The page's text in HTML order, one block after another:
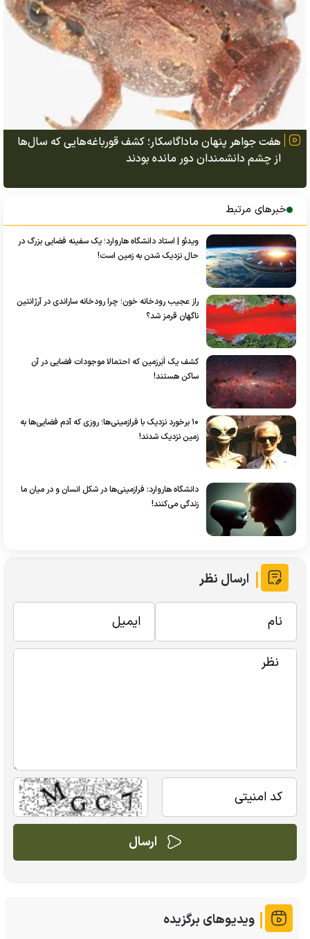
هفت جواهر پنهان ماداگاسکار؛ کشف قورباغه‌هایی که سال‌ها
از چشم دانشمندان دور مانده بودند
خبرهای مرتبط
ویدئو | استاد دانشگاه هاروارد؛ یک سفینه فضایی بزرگ در
حال نزدیک شدن به زمین است!
راز عجیب رودخانه خون؛ چرا رودخانه ساراندی در آرژانتین
ناگهان قرمز شد؟
کشف یک اَبَرزمین که احتمالا موجودات فضایی در آن
ساکن هستند!
۱۰ برخورد نزدیک با فرازمینی‌ها؛ روزی که آدم فضایی‌ها به
زمین نزدیک شدند!
دانشگاه هاروارد: فرازمینی‌ها در شکل انسان و در میان ما
زندگی می‌کنند!
ارسال نظر
ویدیوهای برگزیده